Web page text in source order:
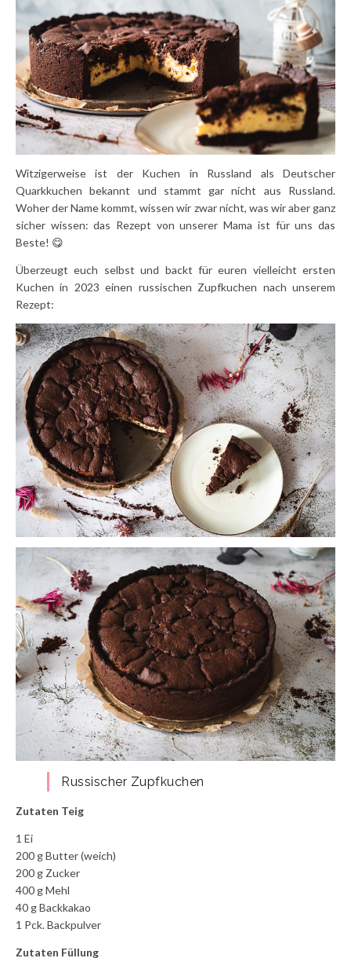
Witzigerweise ist der Kuchen in Russland als Deutscher
Quarkkuchen bekannt und stammt gar nicht aus Russland.
Woher der Name kommt, wissen wir zwar nicht, was wir aber ganz
sicher wissen: das Rezept von unserer Mama ist für uns das
Beste! 😋
Überzeugt euch selbst und backt für euren vielleicht ersten
Kuchen in 2023 einen russischen Zupfkuchen nach unserem
Rezept:
Russischer Zupfkuchen
Zutaten Teig
1 Ei
200 g Butter (weich)
200 g Zucker
400 g Mehl
40 g Backkakao
1 Pck. Backpulver
Zutaten Füllung